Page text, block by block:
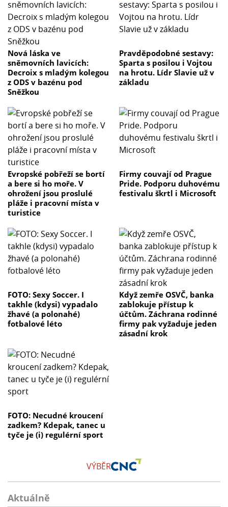
Nová láska ve
sněmovních lavicích:
Decroix s mladým kolegou
z ODS v bazénu pod
Sněžkou
Pravděpodobné sestavy:
Sparta s posilou i Vojtou
na hrotu. Lídr Slavie už v
základu
Evropské pobřeží se bortí
a bere si ho moře. V
ohrožení jsou proslulé
pláže i pracovní místa v
turistice
Firmy couvají od Prague
Pride. Podporu duhovému
festivalu škrtl i Microsoft
FOTO: Sexy Soccer. I
takhle (kdysi) vypadalo
žhavé (a polonahé)
fotbalové léto
Když zemře OSVČ, banka
zablokuje přístup k
účtům. Záchrana rodinné
firmy pak vyžaduje jeden
zásadní krok
FOTO: Necudné kroucení
zadkem? Kdepak, tanec u
tyče je (i) regulérní sport
VÝBĚR
Aktuálně